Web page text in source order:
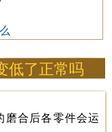
低了正常吗
磨合后各零件会运